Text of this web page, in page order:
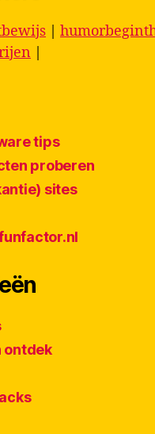
tips
proberen
sites
ontdek